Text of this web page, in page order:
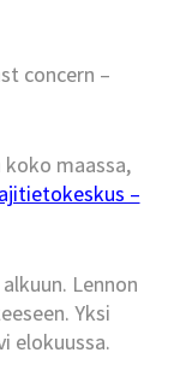
concern –
maassa,
–
Lennon
Yksi
elokuussa.